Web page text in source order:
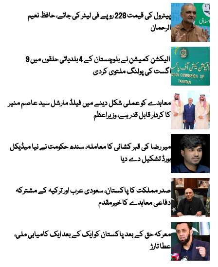
پیٹرول کی قیمت 228 روپے فی لیٹر کی جائے، حافظ نعیم
الرحمان
الیکشن کمیشن نے بلوچستان کے 4 بلدیاتی حلقوں میں 9
اگست کی پولنگ ملتوی کردی
معاہدے کو عملی شکل دینے میں فیلڈ مارشل سید عاصم منیر
کا کردار قابل قدر ہے، وزیراعظم
میر رضا کی قبر کشائی کا معاملہ، سندھ حکومت نے نیا میڈیکل
بورڈ تشکیل دے دیا
صدر مملکت کا پاکستان، سعودی عرب اور ترکیہ کے مشترکہ
دفاعی معاہدے کا خیرمقدم
معرکہ حق کے بعد پاکستان کو ایک کے بعد ایک کامیابی ملی،
عطا تارڑ